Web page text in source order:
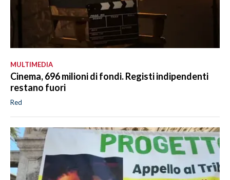
MULTIMEDIA
Cinema, 696 milioni di fondi. Registi indipendenti
restano fuori
Red